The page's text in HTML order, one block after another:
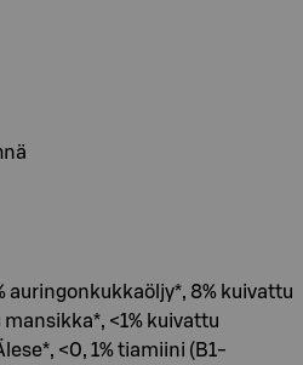
auringonkukkaöljy*, 8% kuivattu
<1% kuivattu
<0, 1% tiamiini (B1-